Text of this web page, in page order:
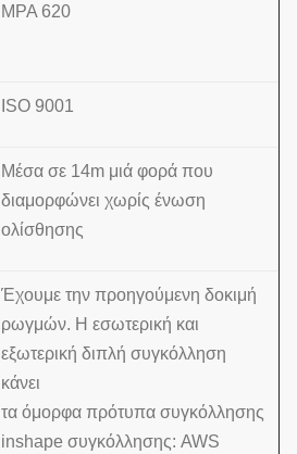
MPA 620
ISO 9001
Μέσα σε 14m μιά φορά που
διαμορφώνει χωρίς ένωση
ολίσθησης
Έχουμε την προηγούμενη δοκιμή
ρωγμών. Η εσωτερική και
εξωτερική διπλή συγκόλληση
κάνει
τα όμορφα πρότυπα συγκόλλησης
inshape συγκόλλησης: AWS